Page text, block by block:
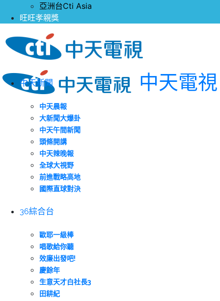
亞洲台Cti Asia
旺旺孝親獎
中天電視
中天新聞
中天晨報
大新聞大爆卦
中天午間新聞
頭條開講
中天辣晚報
全球大視野
前進戰略高地
國際直球對決
36綜合台
歐耶一級棒
唱歌給你聽
效廉出發吧!
慶餘年
生意天才白社長3
田耕紀